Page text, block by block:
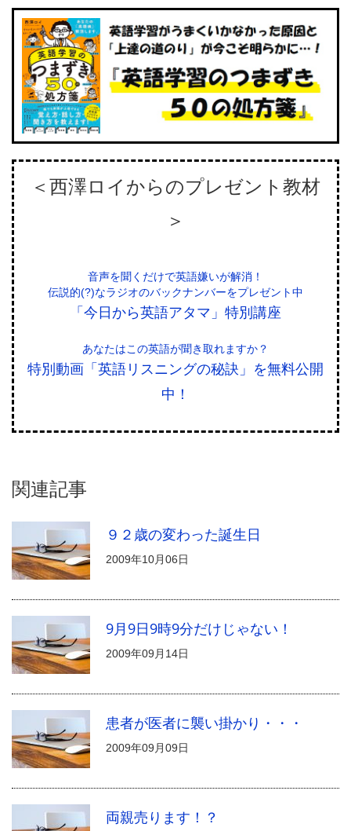
＜西澤ロイからのプレゼント教材
＞
音声を聞くだけで英語嫌いが解消！
伝説的(?)なラジオのバックナンバーをプレゼント中
「今日から英語アタマ」特別講座
あなたはこの英語が聞き取れますか？
特別動画「英語リスニングの秘訣」を無料公開
中！
関連記事
９２歳の変わった誕生日
2009年10月06日
9月9日9時9分だけじゃない！
2009年09月14日
患者が医者に襲い掛かり・・・
2009年09月09日
両親売ります！？